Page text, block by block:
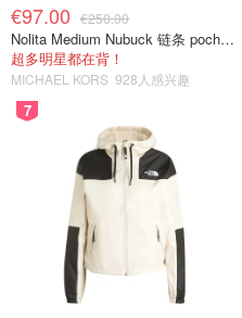
€97.00 €250.00
Nolita Medium Nubuck 链条 pochette
超多明星都在背！
MICHAEL KORS 928人感兴趣
7